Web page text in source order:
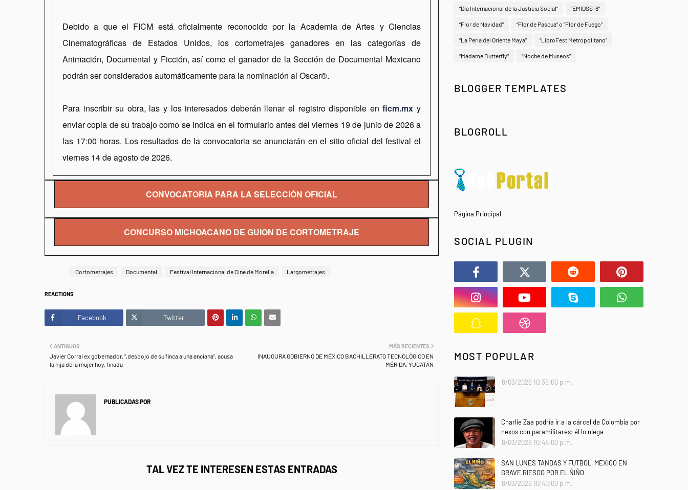
Debido a que el FICM está oficialmente reconocido por la Academia de Artes y Ciencias
Cinematográficas de Estados Unidos, los cortometrajes ganadores en las categorías de
Animación, Documental y Ficción, así como el ganador de la Sección de Documental Mexicano
podrán ser considerados automáticamente para la nominación al Oscar®.
Para inscribir su obra, las y los interesados ​​deberán llenar el registro disponible enficm.mx y
enviar copia de su trabajo como se indica en el formulario antes del viernes 19 de junio de 2026 a
las 17:00 horas. Los resultados de la convocatoria se anunciarán en el sitio oficial del festival el
viernes 14 de agosto de 2026.
CONVOCATORIA PARA LA SELECCIÓN OFICIAL
CONCURSO MICHOACANO DE GUION DE CORTOMETRAJE
Cortometrajes Documental Festival Internacional de Cine de Morelia Largometrajes
REACTIONS
Facebook Twitter
MÁS RECIENTES
INAUGURA GOBIERNO DE MÉXICO BACHILLERATO TECNOLÓGICO EN
MÉRIDA, YUCATÁN
ANTIGUOS
Javier Corral ex gobernador, ",despojo de su finca a una anciana", acusa
la hija de la mujer hoy, finada
PUBLICADAS POR
TAL VEZ TE INTERESEN ESTAS ENTRADAS
“Día Internacional de la Justicia Social” “EMIDSS-6”
“Flor de Navidad” “Flor de Pascua” o “Flor de Fuego”
“La Perla del Oriente Maya" “LibroFest Metropolitano”
“Madame Butterfly” “Noche de Museos”
BLOGGER TEMPLATES
BLOGROLL
Página Principal
SOCIAL PLUGIN
MOST POPULAR
8/03/2026 10:35:00 p.m.
Charlie Zaa podría ir a la cárcel de Colombia por
nexos con paramilitares: él lo niega
8/03/2026 10:44:00 p.m.
SAN LUNES TANDAS Y FUTBOL, MEXICO EN
GRAVE RIESGO POR EL ÑIÑO
8/03/2026 10:40:00 p.m.